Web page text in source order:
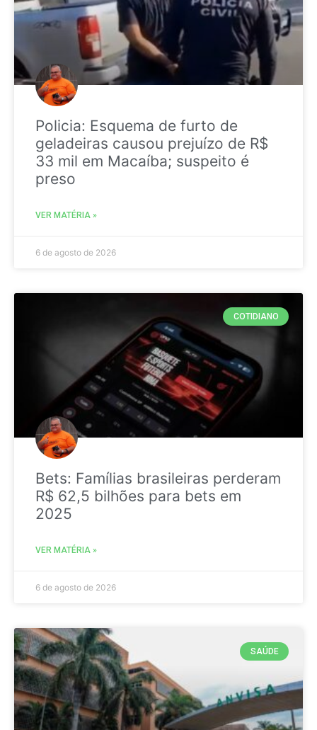
Policia: Esquema de furto de
geladeiras causou prejuízo de R$
33 mil em Macaíba; suspeito é
preso
VER MATÉRIA »
6 de agosto de 2026
COTIDIANO
Bets: Famílias brasileiras perderam
R$ 62,5 bilhões para bets em
2025
VER MATÉRIA »
6 de agosto de 2026
SAÚDE